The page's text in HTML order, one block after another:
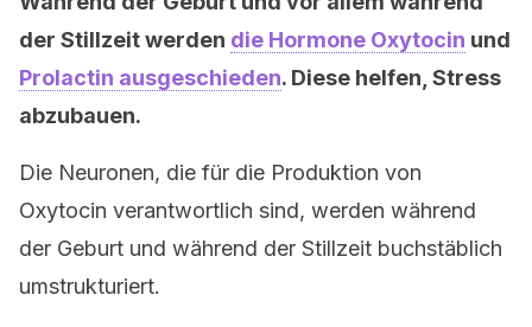
der Stillzeit werden die Hormone Oxytocin und
Prolactin ausgeschieden. Diese helfen, Stress
abzubauen.
Die Neuronen, die für die Produktion von
Oxytocin verantwortlich sind, werden während
der Geburt und während der Stillzeit buchstäblich
umstrukturiert.